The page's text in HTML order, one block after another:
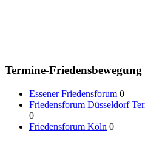
Termine-Friedensbewegung
Essener Friedensforum 0
Friedensforum Düsseldorf
0
Friedensforum Köln 0